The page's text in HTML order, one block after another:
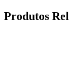
Produtos